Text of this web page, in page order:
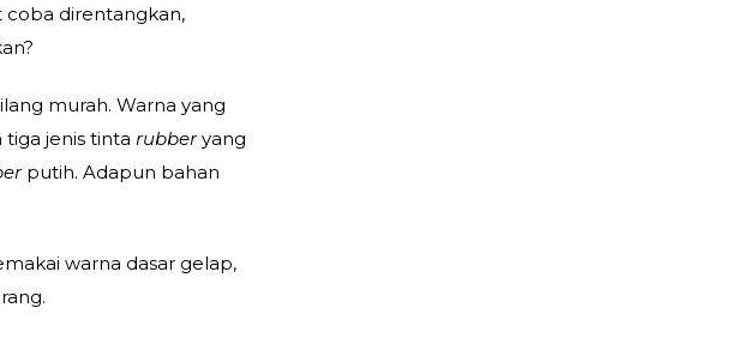
coba direntangkan,
murah. Warna yang
jenis tinta rubberyang
putih. Adapun bahan
warna dasar gelap,